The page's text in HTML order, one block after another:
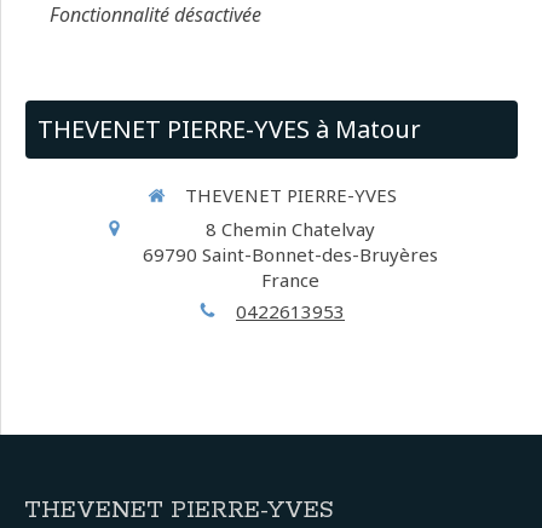
Fonctionnalité désactivée
THEVENET PIERRE-YVES à Matour
THEVENET PIERRE-YVES
8 Chemin Chatelvay
69790 Saint-Bonnet-des-Bruyères
France
0422613953
THEVENET PIERRE-YVES